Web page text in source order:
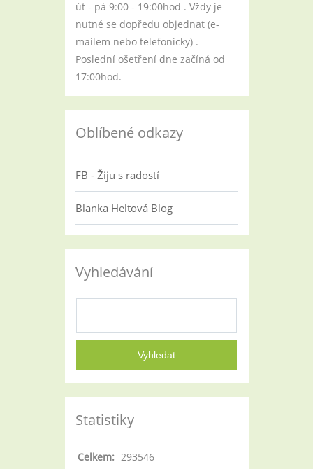
út - pá 9:00 - 19:00hod . Vždy je
nutné se dopředu objednat (e-
mailem nebo telefonicky) .
Poslední ošetření dne začíná od
17:00hod.
Oblíbené odkazy
FB - Žiju s radostí
Blanka Heltová Blog
Vyhledávání
Statistiky
Celkem: 293546